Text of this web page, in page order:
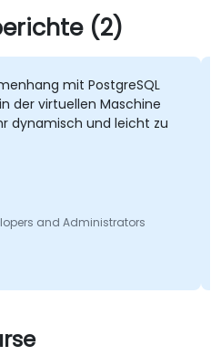
(2)
mit PostgreSQL
der virtuellen Maschine
dynamisch und leicht zu
and Administrators